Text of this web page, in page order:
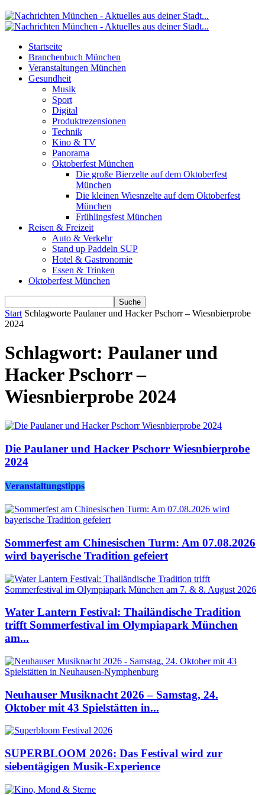
Startseite
Branchenbuch München
Veranstaltungen München
Gesundheit
Musik
Sport
Digital
Produktrezensionen
Technik
Kino & TV
Panorama
Oktoberfest München
Die große Bierzelte auf dem Oktoberfest
München
Die kleinen Wiesnzelte auf dem Oktoberfest
München
Frühlingsfest München
Reisen & Freizeit
Auto & Verkehr
Stand up Paddeln SUP
Hotel & Gastronomie
Essen & Trinken
Oktoberfest München
Start Schlagworte Paulaner und Hacker Pschorr – Wiesnbierprobe
2024
Schlagwort: Paulaner und
Hacker Pschorr –
Wiesnbierprobe 2024
Die Paulaner und Hacker Pschorr Wiesnbierprobe
2024
Veranstaltungstipps
Sommerfest am Chinesischen Turm: Am 07.08.2026
wird bayerische Tradition gefeiert
Water Lantern Festival: Thailändische Tradition
trifft Sommerfestival im Olympiapark München
am...
Neuhauser Musiknacht 2026 – Samstag, 24.
Oktober mit 43 Spielstätten in...
SUPERBLOOM 2026: Das Festival wird zur
siebentägigen Musik-Experience